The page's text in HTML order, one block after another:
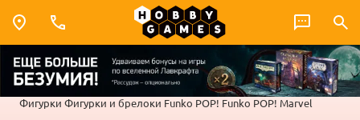
Фигурки Фигурки и брелоки Funko POP! Funko POP! Marvel